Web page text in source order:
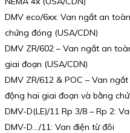
DMV eco/6xx: Van ngắt an
chứng đóng (USA/CDN)
DMV ZR/602 – Van ngắt an
giai đoạn (USA/CDN)
DMV ZR/612 & POC – Van
động hai giai đoạn và bằng
DMV-D(LE)/11 Rp 3/8 – Rp 2:
DMV-D…/11: Van điện từ đôi